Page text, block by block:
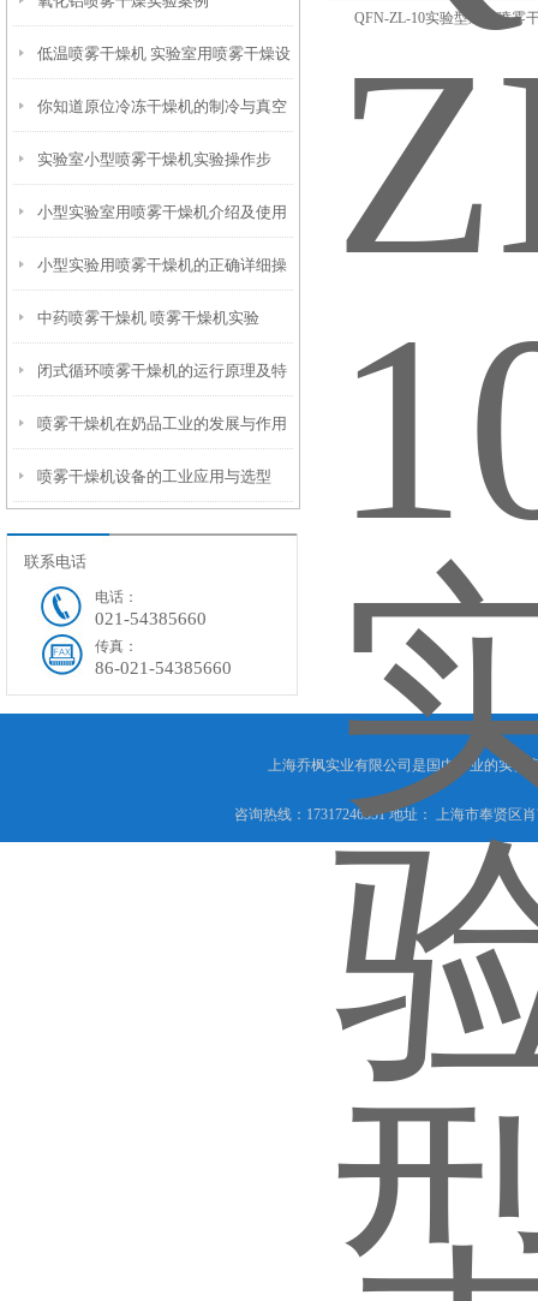
低温喷雾干燥机 实验室用喷雾干燥设
备 QFN-DW-1
你知道原位冷冻干燥机的制冷与真空
系统的维护方法么
实验室小型喷雾干燥机实验操作步
骤？
小型实验室用喷雾干燥机介绍及使用
方法
小型实验用喷雾干燥机的正确详细操
作方法
中药喷雾干燥机 喷雾干燥机实验
闭式循环喷雾干燥机的运行原理及特
点分享
喷雾干燥机在奶品工业的发展与作用
喷雾干燥机设备的工业应用与选型
联系电话
电话：
021-54385660
传真：
86-021-54385660
QFN-ZL-10实验型造粒喷雾
上海乔枫实业有限公司是国内专业的实验
咨询热线：17317246351 地址： 上海市奉贤区